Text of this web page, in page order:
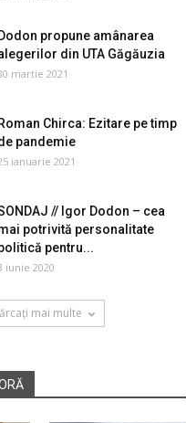
Dodon propune amânarea
din UTA Găgăuzia
martie 2021
Roman Chirca: Ezitare pe timp
pandemie
ianuarie 2021
// Igor Dodon – cea
potrivită personalitate
pentru...
iunie 2020
mai multe